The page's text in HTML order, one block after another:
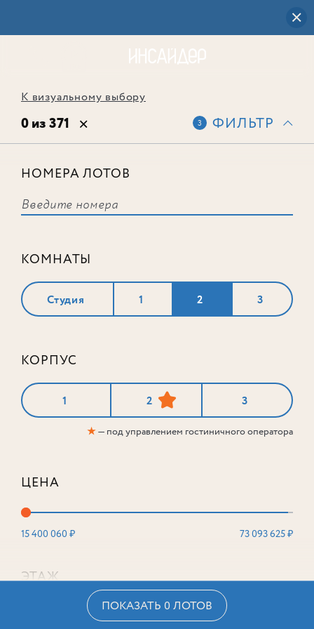
К визуальному выбору
0 из 371 3 ФИЛЬТР
НОМЕРА ЛОТОВ
КОМНАТЫ
Студия 1 2 3
КОРПУС
1 2 3
★— под управлением гостиничного оператора
ЦЕНА
15 400 060 ₽ 73 093 625 ₽
ЭТАЖ
ПОКАЗАТЬ 0 ЛОТОВ
соответствует ни одного лота